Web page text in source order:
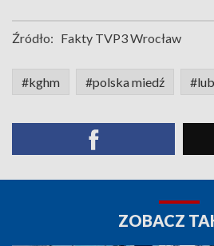
Źródło: Fakty TVP3 Wrocław
#kghm #polska miedź
ZOBACZ